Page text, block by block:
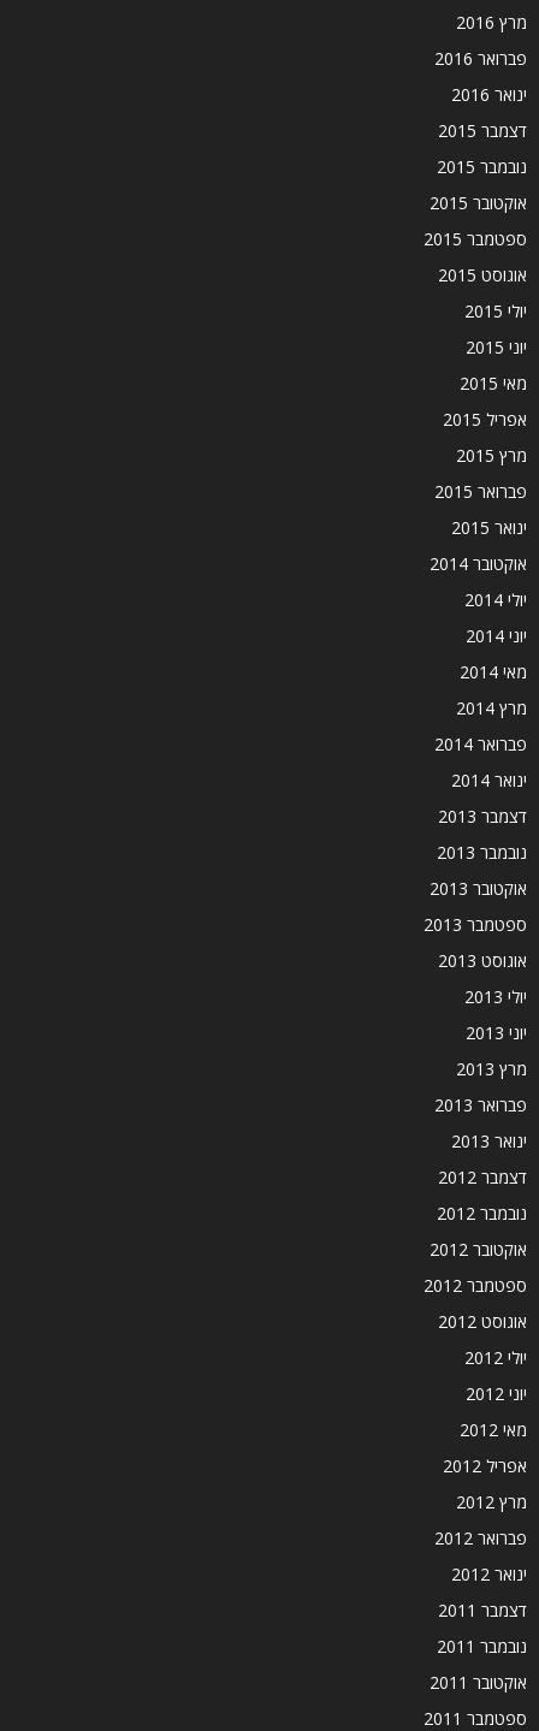
מרץ 2016
פברואר 2016
ינואר 2016
דצמבר 2015
נובמבר 2015
אוקטובר 2015
ספטמבר 2015
אוגוסט 2015
יולי 2015
יוני 2015
מאי 2015
אפריל 2015
מרץ 2015
פברואר 2015
ינואר 2015
אוקטובר 2014
יולי 2014
יוני 2014
מאי 2014
מרץ 2014
פברואר 2014
ינואר 2014
דצמבר 2013
נובמבר 2013
אוקטובר 2013
ספטמבר 2013
אוגוסט 2013
יולי 2013
יוני 2013
מרץ 2013
פברואר 2013
ינואר 2013
דצמבר 2012
נובמבר 2012
אוקטובר 2012
ספטמבר 2012
אוגוסט 2012
יולי 2012
יוני 2012
מאי 2012
אפריל 2012
מרץ 2012
פברואר 2012
ינואר 2012
דצמבר 2011
נובמבר 2011
אוקטובר 2011
ספטמבר 2011